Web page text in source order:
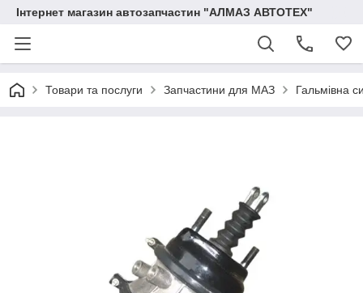
Інтернет магазин автозапчастин "АЛМАЗ АВТОТЕХ"
Товари та послуги Запчастини для МАЗ Гальмівна